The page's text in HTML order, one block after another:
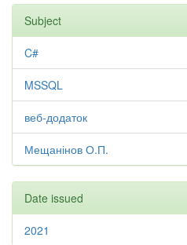
Subject
C#
MSSQL
веб-додаток
Мещанінов О.П.
Date issued
2021